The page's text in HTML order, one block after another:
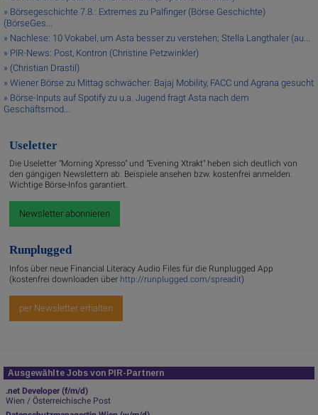
» Börsegeschichte 7.8.: Extremes zu Palfinger (Börse Geschichte)
(BörseGes...
» Nachlese: 10 Vokabel, um Asta besser zu verstehen; Stella Langthaler (au...
» PIR-News: Post, Kontron (Christine Petzwinkler)
» (Christian Drastil)
» Wiener Börse zu Mittag schwächer: Bajaj Mobility, FACC und Agrana gesucht
» Börse-Inputs auf Spotify zu u.a. Jugend fragt Asta nach dem
Geschäftsmod...
Useletter
Die Useletter "Morning Xpresso" und "Evening Xtrakt" heben sich deutlich von
den gängigen Newslettern ab. Beispiele ansehen bzw. kostenfrei anmelden.
Wichtige Börse-Infos garantiert.
Newsletter abonnieren
Runplugged
Infos über neue Financial Literacy Audio Files für die Runplugged App
(kostenfrei downloaden über http://runplugged.com/spreadit)
per Newsletter erhalten
Ausgewählte Jobs von PIR-Partnern
.net Developer (f/m/d)
Wien / Österreichische Post